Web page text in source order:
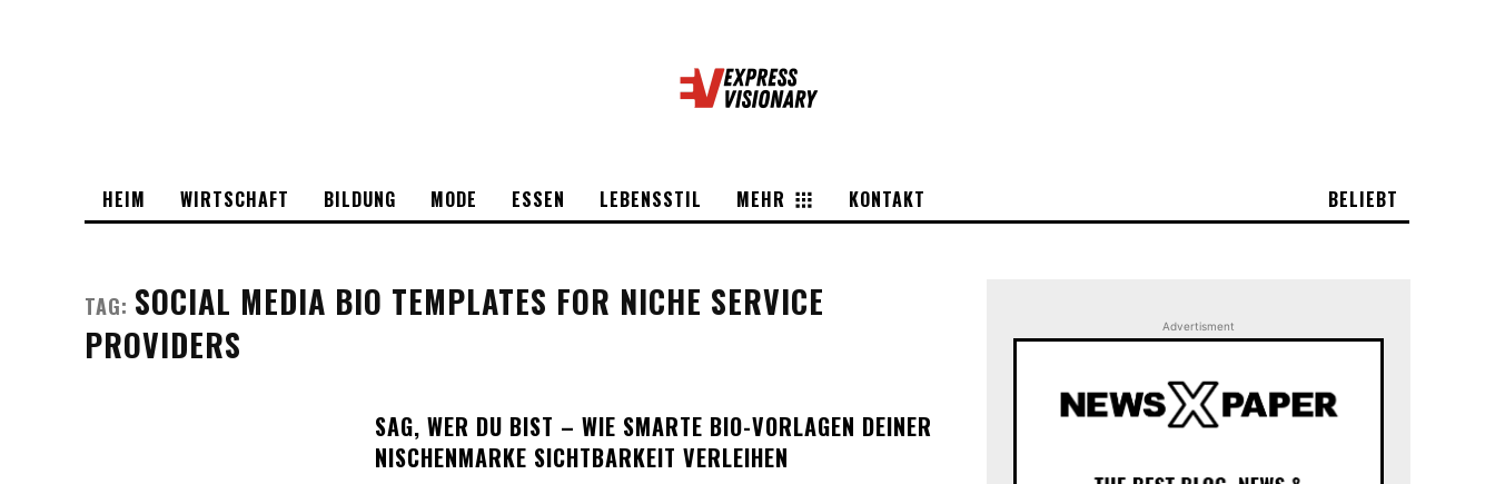
BELIEBT
HEIM WIRTSCHAFT BILDUNG MODE ESSEN LEBENSSTIL MEHR KONTAKT
TAG: SOCIAL MEDIA BIO TEMPLATES FOR NICHE SERVICE
PROVIDERS
SAG, WER DU BIST – WIE SMARTE BIO-VORLAGEN DEINER
NISCHENMARKE SICHTBARKEIT VERLEIHEN
Advertisment